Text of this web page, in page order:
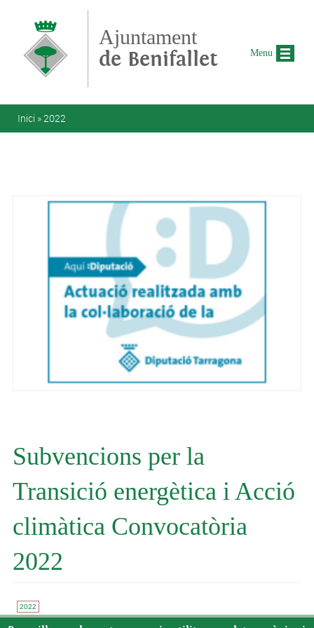
Ajuntament
de Benifallet
Esteu aquí
Inici »2022
Subvencions per la
Transició energètica i Acció
climàtica Convocatòria
2022
2022
Menu